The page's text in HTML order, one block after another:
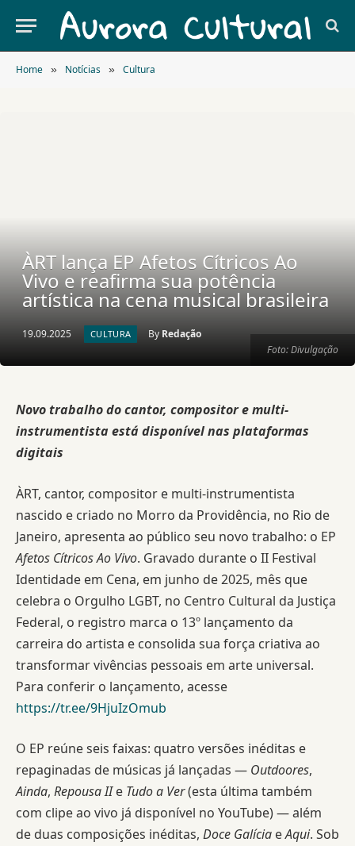
Home » Notícias » Cultura
Foto: Divulgação
ÀRT lança EP Afetos Cítricos Ao
Vivo e reafirma sua potência
artística na cena musical brasileira
19.09.2025 CULTURA By Redação
Novo trabalho do cantor, compositor e multi-
instrumentista está disponível nas plataformas
digitais
ÀRT, cantor, compositor e multi-instrumentista
nascido e criado no Morro da Providência, no Rio de
Janeiro, apresenta ao público seu novo trabalho: o EP
Afetos Cítricos Ao Vivo. Gravado durante o II Festival
Identidade em Cena, em junho de 2025, mês que
celebra o Orgulho LGBT, no Centro Cultural da Justiça
Federal, o registro marca o 13º lançamento da
carreira do artista e consolida sua força criativa ao
transformar vivências pessoais em arte universal.
Para conferir o lançamento, acesse
https://tr.ee/9HjuIzOmub
O EP reúne seis faixas: quatro versões inéditas e
repaginadas de músicas já lançadas — Outdoores,
Ainda, Repousa IIe Tudo a Ver(esta última também
com clipe ao vivo já disponível no YouTube) — além
de duas composições inéditas, Doce Galícia eAqui. Sob